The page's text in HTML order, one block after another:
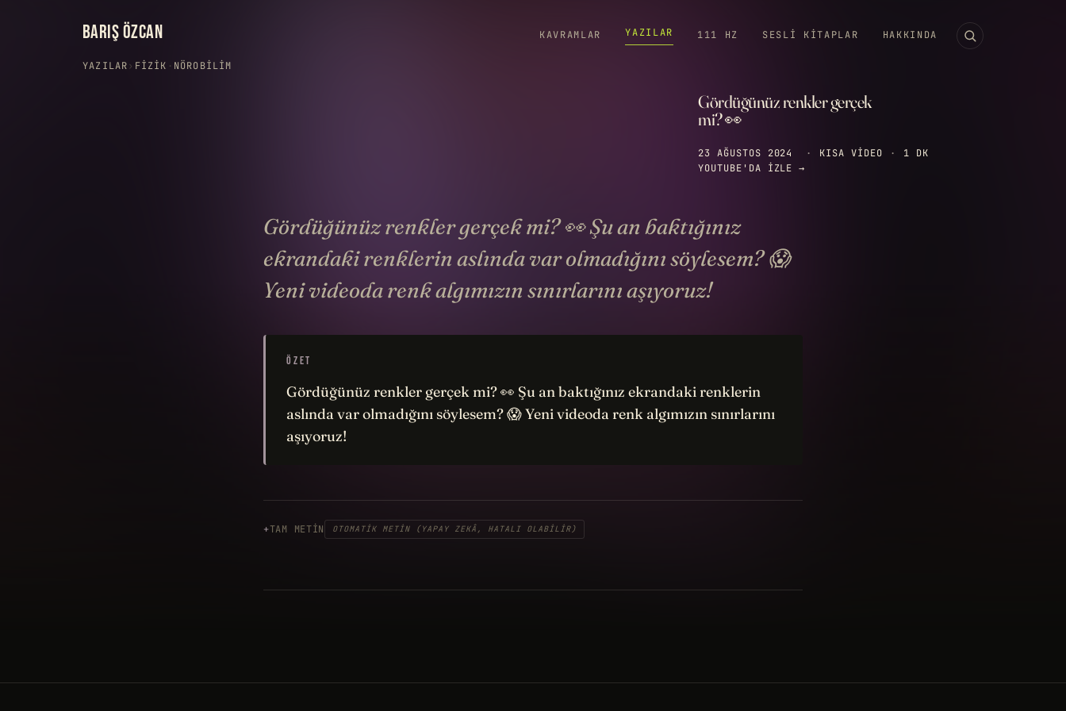
BARIŞ ÖZCAN KAVRAMLAR YAZILAR 111 HZ SESLI KITAPLAR HAKKINDA
YAZILAR› FIZIK · NÖROBILIM
Gördüğünüz renkler gerçek
mi? 👀
23 AĞUSTOS 2024 · KISA VIDEO ·
1 DK
YOUTUBE'DA IZLE →
Gördüğünüz renkler gerçek mi? 👀 Şu an baktığınız
ekrandaki renklerin aslında var olmadığını söylesem? 😱
Yeni videoda renk algımızın sınırlarını aşıyoruz!
ÖZET
Gördüğünüz renkler gerçek mi? 👀 Şu an baktığınız ekrandaki renklerin
aslında var olmadığını söylesem? 😱 Yeni videoda renk algımızın sınırlarını
aşıyoruz!
TAM METIN OTOMATIK METIN (YAPAY ZEKÂ, HATALI OLABILIR)